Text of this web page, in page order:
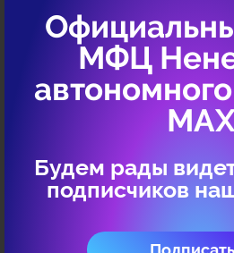
МФЦ
Будем рады
подписчиков
период предстоящих
и 14 ноября 2021 г.
Читать дальше →